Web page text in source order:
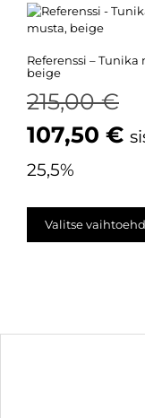
Referenssi – Tunika
beige
215,00€
107,50 €
25,5%
Valitse